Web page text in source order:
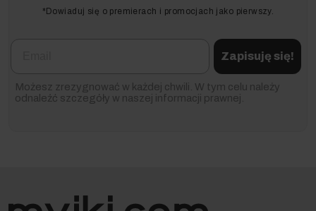
*Dowiaduj się o premierach i promocjach jako pierwszy.
Zapisuję się!
Możesz zrezygnować w każdej chwili. W tym celu należy
odnaleźć szczegóły w naszej informacji prawnej.